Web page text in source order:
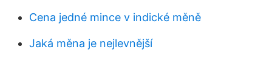
Cena jedné mince v indické měně
Jaká měna je nejlevnější